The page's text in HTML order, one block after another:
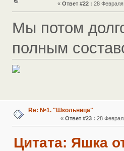
«Ответ #22 : 28
Мы потом
полным
Re: №1. "Школьница"
« Ответ #23 : 28
Цитата: Яшка